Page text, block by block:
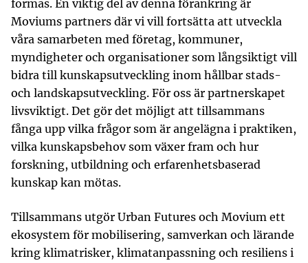
formas. En viktig del av denna förankring är
Moviums partners där vi vill fortsätta att utveckla
våra samarbeten med företag, kommuner,
myndigheter och organisationer som långsiktigt vill
bidra till kunskapsutveckling inom hållbar stads-
och landskapsutveckling. För oss är partnerskapet
livsviktigt. Det gör det möjligt att tillsammans
fånga upp vilka frågor som är angelägna i praktiken,
vilka kunskapsbehov som växer fram och hur
forskning, utbildning och erfarenhetsbaserad
kunskap kan mötas.
Tillsammans utgör Urban Futures och Movium ett
ekosystem för mobilisering, samverkan och lärande
kring klimatrisker, klimatanpassning och resiliens i